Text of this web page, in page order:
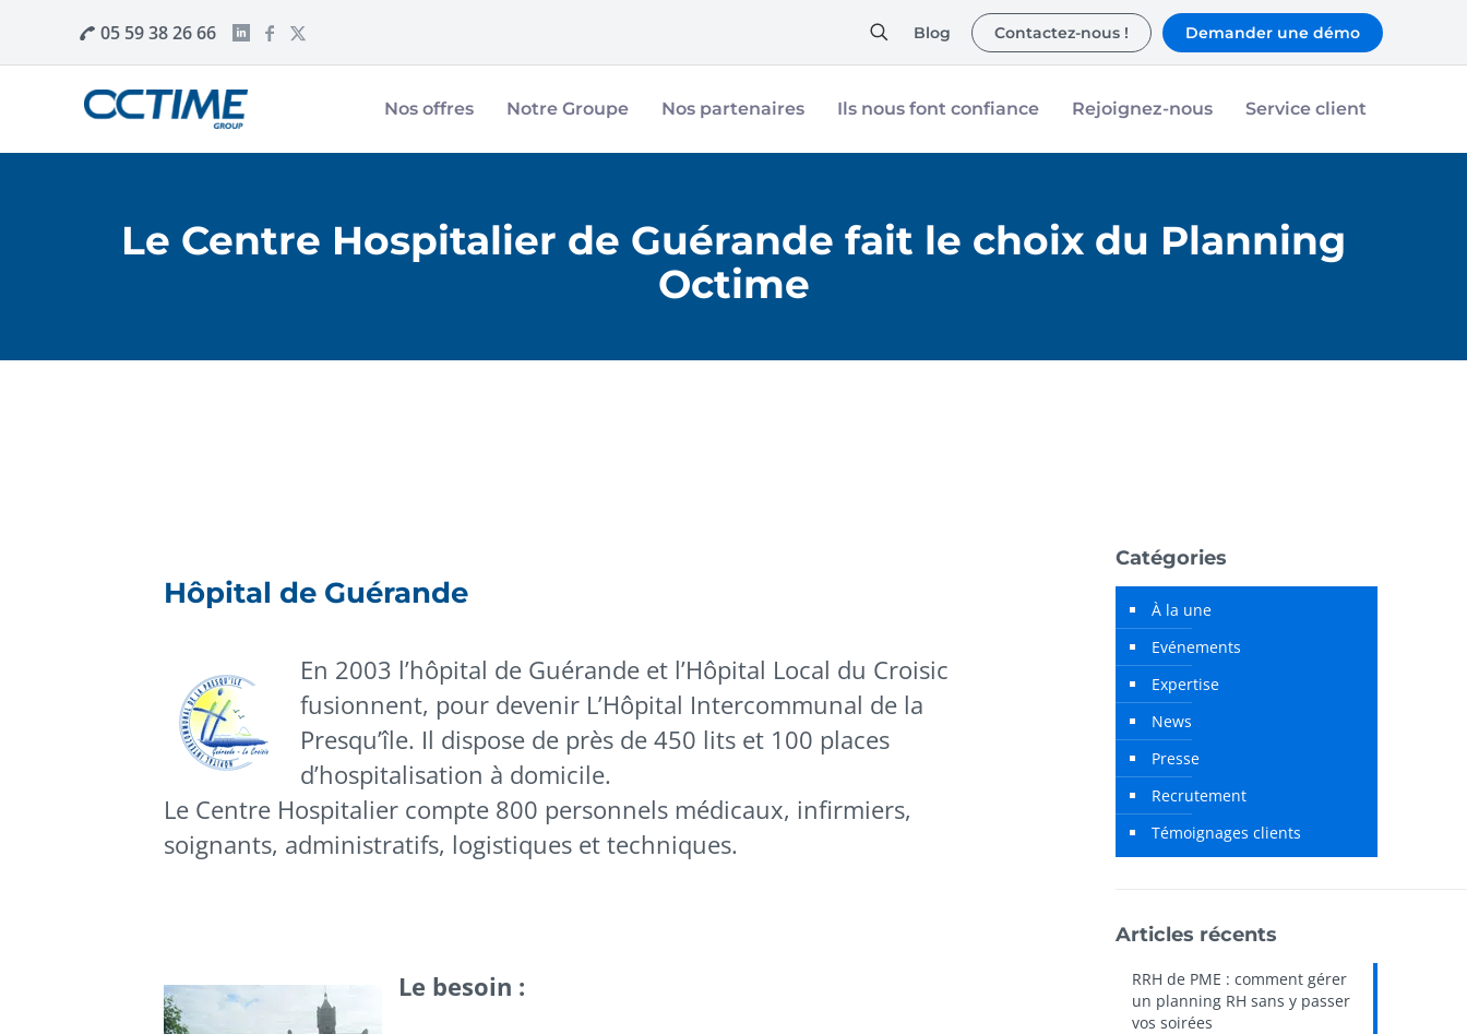
05 59 38 26 66 Blog Contactez-nous ! Demander une démo
Nos offres Notre Groupe Nos partenaires Ils nous font confiance Rejoignez-nous Service client
Le Centre Hospitalier de Guérande fait le choix du Planning
Octime
Hôpital de Guérande
En 2003 l’hôpital de Guérande et l’Hôpital Local du Croisic
fusionnent, pour devenir L’Hôpital Intercommunal de la
Presqu’île. Il dispose de près de 450 lits et 100 places
d’hospitalisation à domicile.
Le Centre Hospitalier compte 800 personnels médicaux, infirmiers,
soignants, administratifs, logistiques et techniques.
Le besoin :
Catégories
À la une
Evénements
Expertise
News
Presse
Recrutement
Témoignages clients
Articles récents
RRH de PME : comment gérer
un planning RH sans y passer
vos soirées